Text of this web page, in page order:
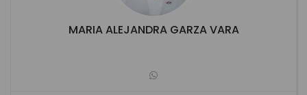
MARIA ALEJANDRA GARZA VARA